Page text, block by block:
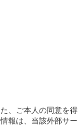
ご本人の同意を
報は、当該外部サ